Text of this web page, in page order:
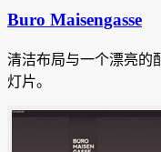
Buro Maisengasse
清洁布局与一个漂亮的
灯片。